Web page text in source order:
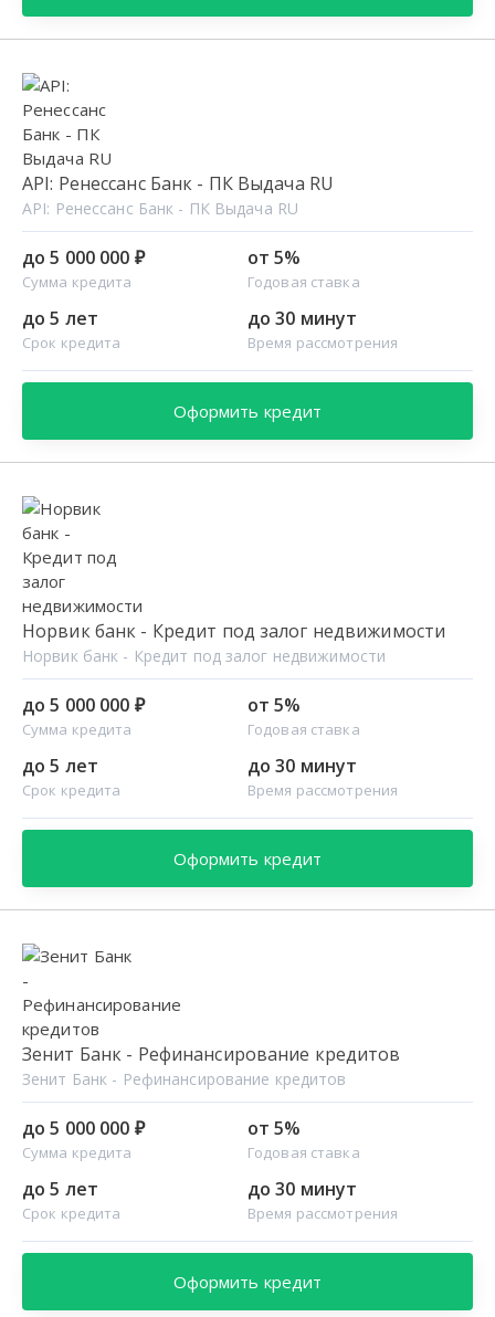
API: Ренессанс Банк - ПК Выдача RU
API: Ренессанс Банк - ПК Выдача RU
до 5 000 000 ₽
Сумма кредита
от 5%
Годовая ставка
до 5 лет
Срок кредита
до 30 минут
Время рассмотрения
Оформить кредит
Норвик банк - Кредит под залог недвижимости
Норвик банк - Кредит под залог недвижимости
до 5 000 000 ₽
Сумма кредита
от 5%
Годовая ставка
до 5 лет
Срок кредита
до 30 минут
Время рассмотрения
Оформить кредит
Зенит Банк - Рефинансирование кредитов
Зенит Банк - Рефинансирование кредитов
до 5 000 000 ₽
Сумма кредита
от 5%
Годовая ставка
до 5 лет
Срок кредита
до 30 минут
Время рассмотрения
Оформить кредит